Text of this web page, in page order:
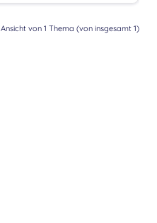
Ansicht von 1 Thema (von insgesamt 1)